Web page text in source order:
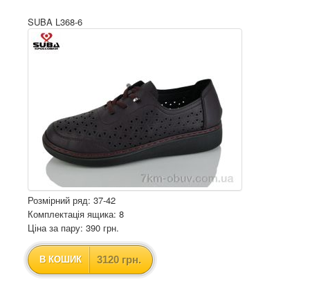
SUBA L368-6
Розмірний ряд: 37-42
Комплектація ящика: 8
Ціна за пару: 390 грн.
В КОШИК 3120 грн.